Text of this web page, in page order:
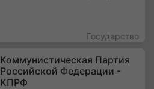
Государство
Коммунистическая Партия
Российской Федерации -
КПРФ